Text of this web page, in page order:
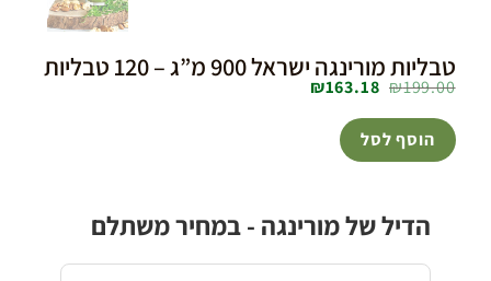
טבליות מורינגה ישראל 900 מ”ג – 120 טבליות
₪199.00
₪163.18
הדיל של מורינגה - במחיר משתלם
הוסף לסל